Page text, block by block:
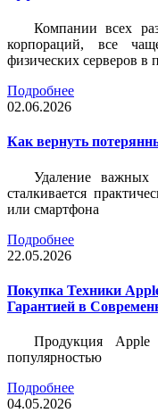
Компании всех
корпораций, все
физических серверов в
Подробнее
02.06.2026
Как вернуть
Удаление
сталкивается
или смартфона
Подробнее
22.05.2026
Покупка Техники
Гарантией в
Продукция Apple
популярностью
Подробнее
04.05.2026